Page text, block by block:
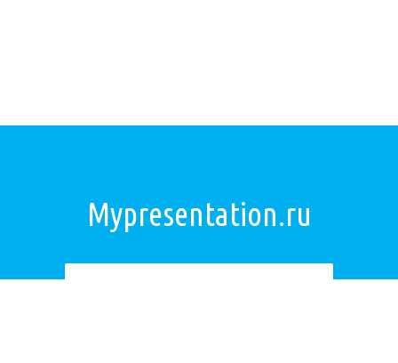
Mypresentation.ru